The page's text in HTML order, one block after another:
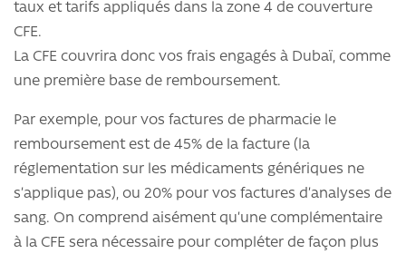
taux et tarifs appliqués dans la zone 4 de couverture
CFE.
La CFE couvrira donc vos frais engagés à Dubaï, comme
une première base de remboursement.
Par exemple, pour vos factures de pharmacie le
remboursement est de 45% de la facture (la
réglementation sur les médicaments génériques ne
s’applique pas), ou 20% pour vos factures d’analyses de
sang. On comprend aisément qu’une complémentaire
à la CFE sera nécessaire pour compléter de façon plus